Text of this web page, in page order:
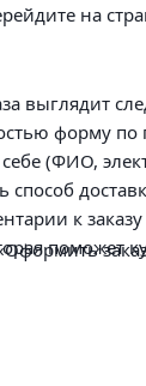
на
выглядит
форму по
(ФИО,
к
поможет